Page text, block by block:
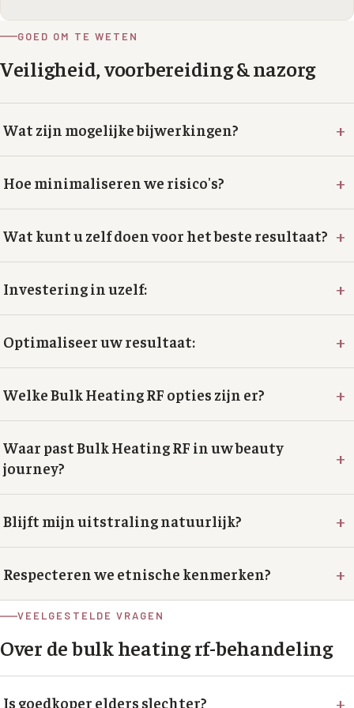
GOED OM TE WETEN
Veiligheid, voorbereiding & nazorg
Wat zijn mogelijke bijwerkingen? +
Hoe minimaliseren we risico's? +
Wat kunt u zelf doen voor het beste resultaat? +
Investering in uzelf: +
Optimaliseer uw resultaat: +
Welke Bulk Heating RF opties zijn er? +
Waar past Bulk Heating RF in uw beauty
journey?
+
Blijft mijn uitstraling natuurlijk? +
Respecteren we etnische kenmerken? +
VEELGESTELDE VRAGEN
Over debulk heating rf-behandeling
Is goedkoper elders slechter? +